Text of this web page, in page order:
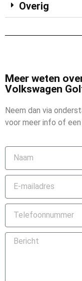
Overig
Meer weten
Volkswagen
Neem dan via
voor meer info of